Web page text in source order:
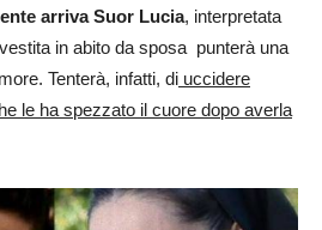
arriva Suor Lucia, interpretata
in abito da sposa punterà una
Tenterà, infatti, di uccidere
le ha spezzato il cuore dopo averla